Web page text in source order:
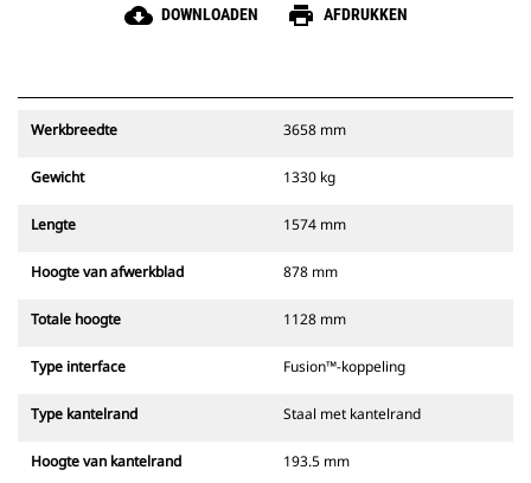
cloud_download DOWNLOADEN print AFDRUKKEN
Werkbreedte 3658 mm
Gewicht 1330 kg
Lengte 1574 mm
Hoogte van afwerkblad 878 mm
Totale hoogte 1128 mm
Type interface Fusion™-koppeling
Type kantelrand Staal met kantelrand
Hoogte van kantelrand 193.5 mm